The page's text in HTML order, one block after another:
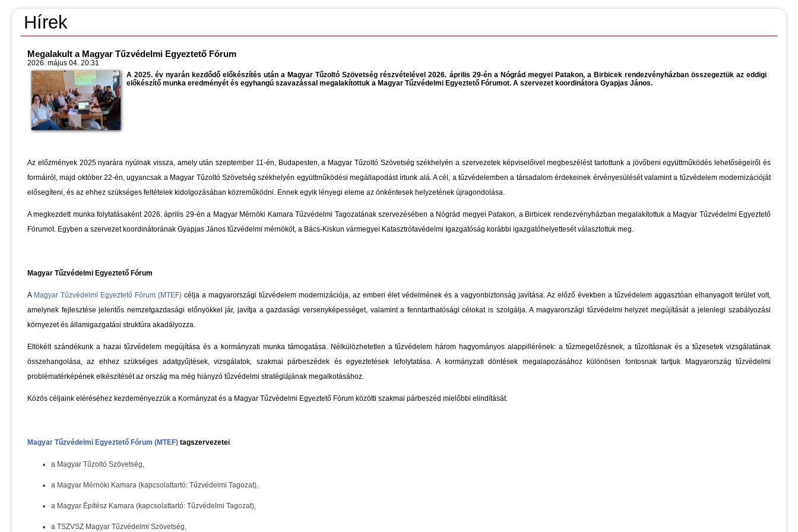
Hírek
Megalakult a Magyar Tűzvédelmi Egyeztető Fórum
2026. május 04. 20:31
A 2025. év nyarán kezdődő előkészítés után a Magyar Tűzoltó Szövetség részvételével 2026. április 29-én a Nógrád megyei Patakon, a Birbicek rendezvényházban összegeztük az eddigi
előkészítő munka eredményét és egyhangú szavazással megalakítottuk a Magyar Tűzvédelmi Egyeztető Fórumot. A szervezet koordinátora Gyapjas János.
Az előzmények 2025 nyarára nyúlnak vissza, amely utánszeptember 11-én, Budapesten, a Magyar Tűzoltó Szövetség székhelyén a szervezetek képviselőivel megbeszélést tartottunk a jövőbeni együttműködés lehetőségeiről és
formáiról, majd október 22-én, ugyancsak a Magyar Tűzoltó Szövetség székhelyén együttműködési megállapodást írtunk alá. A cél, a tűzvédelemben a társadalom érdekeinek érvényesülését valamint a tűzvédelem modernizációját
elősegíteni, és az ehhez szükséges feltételek kidolgozásában közreműködni. Ennek egyik lényegi eleme az önkéntesek helyzetének újragondolása.
A megkezdett munka folytatásaként 2026. április 29-én a Magyar Mérnöki Kamara Tűzvédelmi Tagozatának szervezésében a Nógrád megyei Patakon, a Birbicek rendezvényházban megalakítottuk a Magyar Tűzvédelmi Egyeztető
Fórumot. Egyben a szervezet koordinátorának Gyapjas János tűzvédelmi mérnököt, a Bács-Kiskun vármegyei Katasztrófavédelmi Igazgatóság korábbi igazgatóhelyettesét választottuk meg.
Magyar Tűzvédelmi Egyeztető Fórum
A Magyar Tűzvédelmi Egyeztető Fórum (MTEF) célja a magyarországi tűzvédelem modernizációja, az emberi élet védelmének és a vagyonbiztonság javítása. Az előző években a tűzvédelem aggasztóan elhanyagolt terület volt,
amelynek fejlesztése jelentős nemzetgazdasági előnyökkel jár, javítja a gazdasági versenyképességet, valamint a fenntarthatósági célokat is szolgálja. A magyarországi tűzvédelmi helyzet megújítását a jelenlegi szabályozási
környezet és államigazgatási struktúra akadályozza.
Eltökélt szándékunk a hazai tűzvédelem megújítása és a kormányzati munka támogatása. Nélkülözhetetlen a tűzvédelem három hagyományos alappillérének: a tűzmegelőzésnek, a tűzoltásnak és a tűzesetek vizsgálatának
összehangolása, az ehhez szükséges adatgyűjtések, vizsgálatok, szakmai párbeszédek és egyeztetések lefolytatása. A kormányzati döntések megalapozásához különösen fontosnak tartjuk Magyarország tűzvédelmi
problématérképének elkészítését az ország ma még hiányzó tűzvédelmi stratégiájának megalkotásához.
Közös céljaink eléréséhez kezdeményezzük a Kormányzat és a Magyar Tűzvédelmi Egyeztető Fórum közötti szakmai párbeszéd mielőbbi elindítását.
Magyar Tűzvédelmi Egyeztető Fórum (MTEF) tagszervezetei
a Magyar Tűzoltó Szövetség,
a Magyar Mérnöki Kamara (kapcsolattartó: Tűzvédelmi Tagozat),
a Magyar Építész Kamara (kapcsolattartó: Tűzvédelmi Tagozat),
a TSZVSZ Magyar Tűzvédelmi Szövetség,